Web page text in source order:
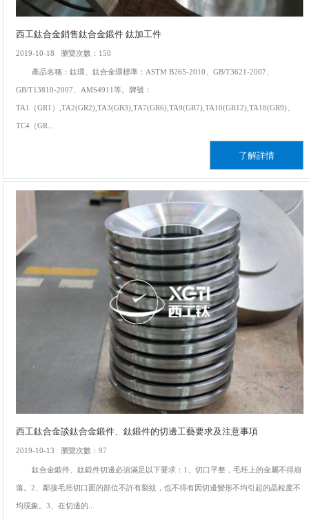
西工鈦合金銷售鈦合金鍛件 鈦加工件
2019-10-18 瀏覽次數：150
產品名稱：鈦環、鈦合金環標準：ASTM B265-2010、GB/T3621-2007、
GB/T13810-2007、AMS4911等。牌號：
TA1（GR1）,TA2(GR2),TA3(GR3),TA7(GR6),TA9(GR7),TA10(GR12),TA18(GR9)、
TC4（GR...
了解詳情
西工鈦合金談鈦合金鍛件、鈦鍛件的切邊工藝要求及注意事項
2019-10-13 瀏覽次數：97
鈦合金鍛件、鈦鍛件切邊必須滿足以下要求：1、切口平整，毛坯上的金屬不得崩
落。2、鄰接毛坯切口面的部位不許有裂紋，也不得有因切邊變形不均引起的晶粒度不
均現象。3、在切邊的...